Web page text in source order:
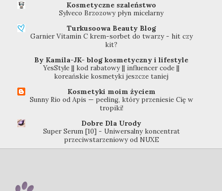
Kosmetyczne szaleństwo
Sylveco Brzozowy płyn micelarny
Turkusoowa Beauty Blog
Garnier Vitamin C krem-sorbet do twarzy - hit czy
kit?
By Kamila-JK- blog kosmetyczny i lifestyle
YesStyle || kod rabatowy || influencer code ||
koreańskie kosmetyki jeszcze taniej
Kosmetyki moim życiem
Sunny Rio od Apis — peeling, który przeniesie Cię w
tropiki!
Dobre Dla Urody
Super Serum [10] - Uniwersalny koncentrat
przeciwstarzeniowy od NUXE